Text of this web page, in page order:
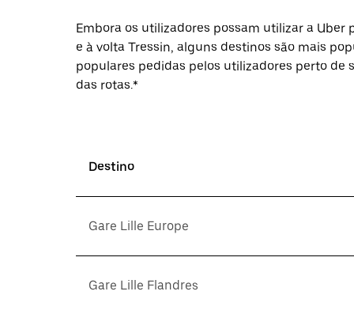
Embora os utilizadores possam utilizar a
e à volta Tressin, alguns destinos são mais
populares pedidas pelos utilizadores perto de
das rotas.*
Destino
Gare Lille Europe
Gare Lille Flandres